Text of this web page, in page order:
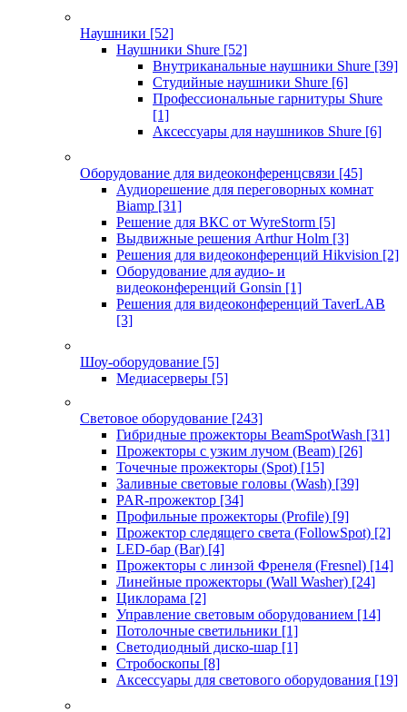
Наушники [52]
Наушники Shure [52]
Внутриканальные наушники Shure [39]
Студийные наушники Shure [6]
Профессиональные гарнитуры Shure
[1]
Аксессуары для наушников Shure [6]
Оборудование для видеоконференцсвязи [45]
Аудиорешение для переговорных комнат
Biamp [31]
Решение для ВКС от WyreStorm [5]
Выдвижные решения Arthur Holm [3]
Решения для видеоконференций Hikvision [2]
Оборудование для аудио- и
видеоконференций Gonsin [1]
Решения для видеоконференций TaverLAB
[3]
Шоу-оборудование [5]
Медиасерверы [5]
Световое оборудование [243]
Гибридные прожекторы BeamSpotWash [31]
Прожекторы с узким лучом (Beam) [26]
Точечные прожекторы (Spot) [15]
Заливные световые головы (Wash) [39]
PAR-прожектор [34]
Профильные прожекторы (Profile) [9]
Прожектор следящего света (FollowSpot) [2]
LED-бар (Bar) [4]
Прожекторы с линзой Френеля (Fresnel) [14]
Линейные прожекторы (Wall Washer) [24]
Циклорама [2]
Управление световым оборудованием [14]
Потолочные светильники [1]
Светодиодный диско-шар [1]
Стробоскопы [8]
Аксессуары для светового оборудования [19]